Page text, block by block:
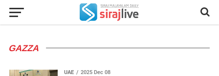
GAZZA
UAE 2025 Dec 08